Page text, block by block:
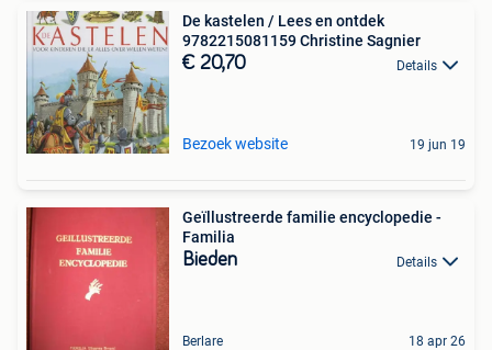
De kastelen / Lees en ontdek
9782215081159 Christine Sagnier
€ 20,70 Details
Bezoek website 19 jun 19
Geïllustreerde familie encyclopedie -
Familia
Bieden Details
Berlare 18 apr 26